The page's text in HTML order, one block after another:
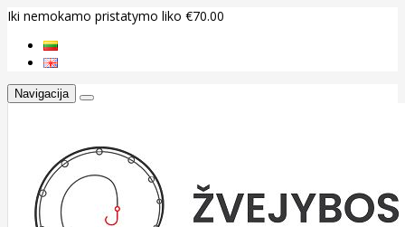
Iki nemokamo pristatymo liko €70.00
Navigacija